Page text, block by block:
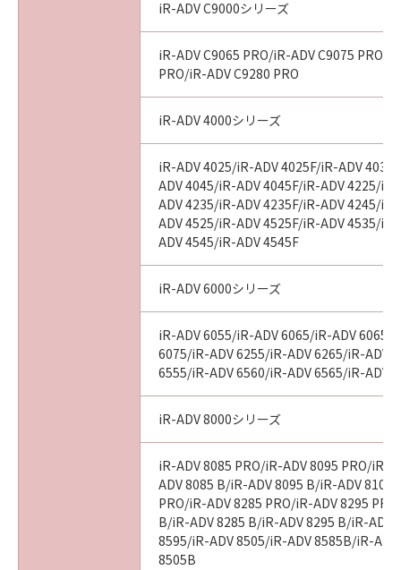
iR-ADV C9000シリーズ
iR-ADV C9065 PRO/iR-ADV C9075 PRO/
PRO/iR-ADV C9280 PRO
iR-ADV 4000シリーズ
iR-ADV 4025/iR-ADV 4025F/iR-ADV
ADV 4045/iR-ADV 4045F/iR-ADV 4225/
ADV 4235/iR-ADV 4235F/iR-ADV 4245/
ADV 4525/iR-ADV 4525F/iR-ADV 4535/
ADV 4545/iR-ADV 4545F
iR-ADV 6000シリーズ
iR-ADV 6055/iR-ADV 6065/iR-ADV 6065-
6075/iR-ADV 6255/iR-ADV 6265/iR-ADV
6555/iR-ADV 6560/iR-ADV 6565/iR-ADV
iR-ADV 8000シリーズ
iR-ADV 8085 PRO/iR-ADV 8095 PRO/iR-
ADV 8085 B/iR-ADV 8095 B/iR-ADV 8105
PRO/iR-ADV 8285 PRO/iR-ADV 8295
B/iR-ADV 8285 B/iR-ADV 8295 B/iR-ADV
8595/iR-ADV 8505/iR-ADV 8585B/iR-
8505B